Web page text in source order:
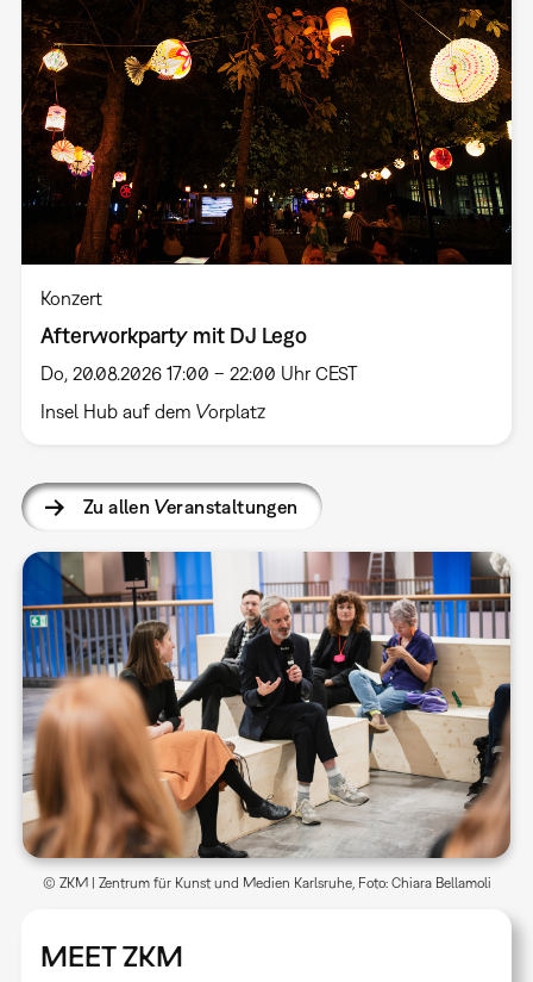
Konzert
Afterworkparty mit DJ Lego
Do, 20.08.2026 17:00 – 22:00 Uhr CEST
Insel Hub auf dem Vorplatz
Zu allen Veranstaltungen
MEET ZKM
© ZKM | Zentrum für Kunst und Medien Karlsruhe, Foto: Chiara Bellamoli